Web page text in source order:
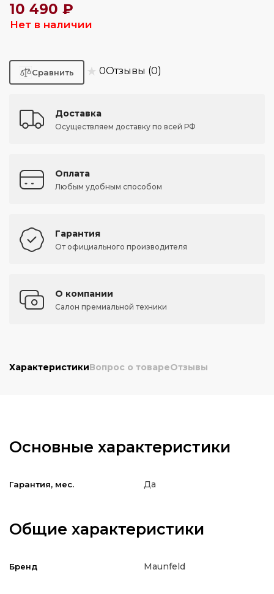
10 490 ₽
Нет в наличии
★ 0Отзывы (0)
Доставка
Осуществляем доставку по всей РФ
Оплата
Любым удобным способом
Гарантия
От официального производителя
О компании
Салон премиальной техники
ХарактеристикиВопрос о товареОтзывы
Основные характеристики
Гарантия, мес. Да
Общие характеристики
Бренд Maunfeld